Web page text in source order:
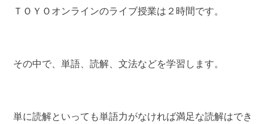
ＴＯＹＯオンラインのライブ授業は２時間です。
その中で、単語、読解、文法などを学習します。
単に読解といっても単語力がなければ満足な読解はでき